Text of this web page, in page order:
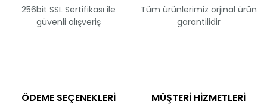
256bit SSL Sertifikası ile
güvenli alışveriş
Tüm ürünlerimiz orjinal ürün
garantilidir
ÖDEME SEÇENEKLERİ MÜŞTERİ HİZMETLERİ